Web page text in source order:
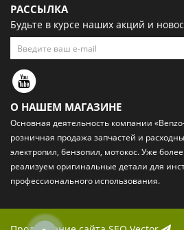
РАССЫЛКА
Будьте в курсе наших акций и
О НАШЕМ МАГАЗИНЕ
Основная деятельность компании
розничная продажа запчастей и
электропил, бензопил, мотокос. Уже
реализуем оригинальные детали для
профессионального использования.